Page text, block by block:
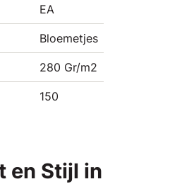
EA
Bloemetjes
280 Gr/m2
150
en Stijl in